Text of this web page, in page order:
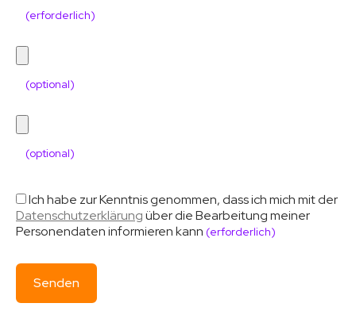
(erforderlich)
(optional)
(optional)
Ich habe zur Kenntnis genommen, dass ich mich mit der
Datenschutzerklärungüber die Bearbeitung meiner
Personendaten informieren kann (erforderlich)